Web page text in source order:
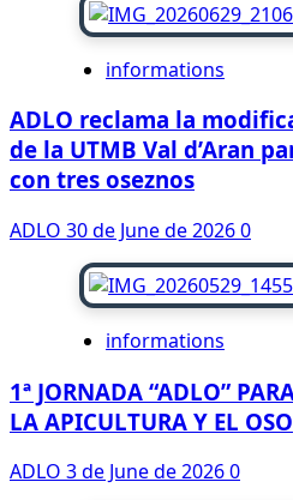
informations
ADLO reclama la
de la UTMB Val d’Aran
con tres oseznos
ADLO 30 de June de 20260
informations
1ª JORNADA “ADLO”
LA APICULTURA Y EL OSO
ADLO 3 de June de 20260